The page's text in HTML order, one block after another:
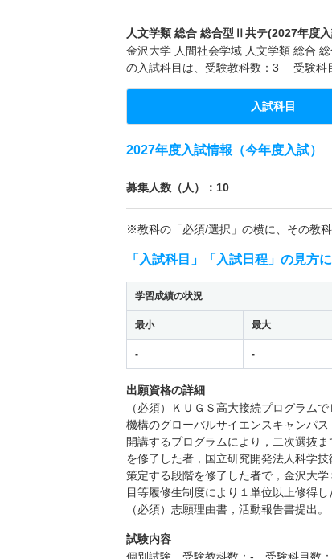
人文学類 総合 総合型Ⅱ共テ(2027年度
金沢大学 人間社会学域 人文学類 総合
の入試科目は、受験教科数：3 受験科
入試科目
2027年度入試情報（今年度入試）
募集人数（人）：10
※教科の「必須/選択」の横に、その教
「入試科目」「入試日程」の見方
学習成績の状況
最小
最大
- -
出願資格の詳細
（必須）ＫＵＧＳ高大接続プログラム
機構のグローバルサイエンスキャンパ
開講するプログラムにより，二次選抜
を修了した者，国立研究開発法人科学
策定する段階を修了した者で，金沢大
目等履修生制度により１単位以上修得し
（必須）志願理由書，活動報告書提出。
試験内容
個別試験 受験教科数：- 受験科目数